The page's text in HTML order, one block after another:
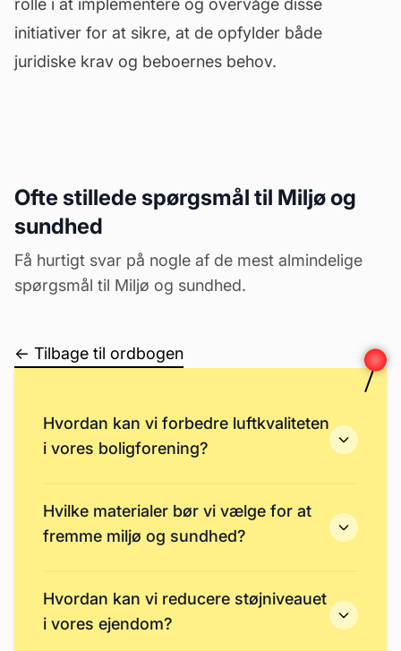
rolle i at implementere og overvåge disse
initiativer for at sikre, at de opfylder både
juridiske krav og beboernes behov.
Ofte stillede spørgsmål til Miljø og
sundhed
Få hurtigt svar på nogle af de mest almindelige
spørgsmål til Miljø og sundhed.
← Tilbage til ordbogen
Hvordan kan vi forbedre luftkvaliteten
i vores boligforening?
Hvilke materialer bør vi vælge for at
fremme miljø og sundhed?
Hvordan kan vi reducere støjniveauet
i vores ejendom?